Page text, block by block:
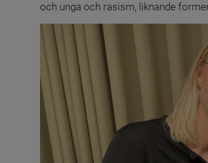
och unga och rasism, liknande